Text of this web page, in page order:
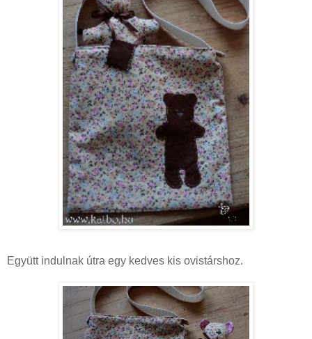
Együtt indulnak útra egy kedves kis ovistárshoz.